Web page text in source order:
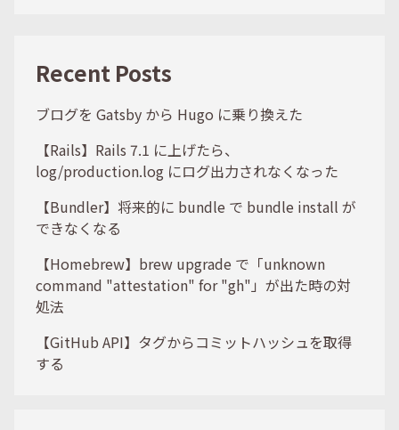
Recent Posts
ブログを Gatsby から Hugo に乗り換えた
【Rails】Rails 7.1 に上げたら、
log/production.log にログ出力されなくなった
【Bundler】将来的に bundle で bundle install が
できなくなる
【Homebrew】brew upgrade で「unknown
command "attestation" for "gh"」が出た時の対
処法
【GitHub API】タグからコミットハッシュを取得
する